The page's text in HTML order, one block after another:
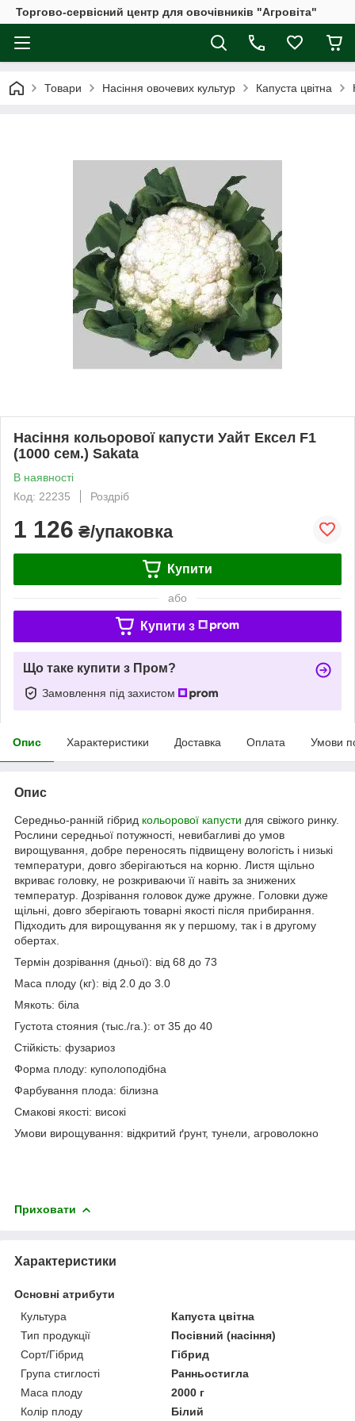
Торгово-сервісний центр для овочівників "Агровіта"
Товари Насіння овочевих культур Капуста цвітна
Насіння кольорової капусти Уайт Ексел F1
(1000 сем.) Sakata
В наявності
Код: 22235
Роздріб
1 126 ₴/упаковка
Купити
або
Купити з
Що таке купити з Пром?
Замовлення під захистом
Опис Характеристики Доставка Оплата Умови
Опис
Середньо-ранній гібрид кольорової капусти для свіжого ринку.
Рослини середньої потужності, невибагливі до умов
вирощування, добре переносять підвищену вологість і низькі
температури, довго зберігаються на корню. Листя щільно
вкриває головку, не розкриваючи її навіть за знижених
температур. Дозрівання головок дуже дружне. Головки дуже
щільні, довго зберігають товарні якості після прибирання.
Підходить для вирощування як у першому, так і в другому
обертах.
Термін дозрівання (дньої): від 68 до 73
Маса плоду (кг): від 2.0 до 3.0
Мякоть: біла
Густота стояния (тыс./га.): от 35 до 40
Стійкість: фузариоз
Форма плоду: куполоподібна
Фарбування плода: білизна
Смакові якості: високі
Умови вирощування: відкритий ґрунт, тунели, агроволокно
Приховати
Характеристики
Основні атрибути
Культура
Капуста цвітна
Тип продукції
Посівний (насіння)
Сорт/Гібрид
Гібрид
Група стиглості
Ранньостигла
Маса плоду
2000 г
Колір плоду
Білий